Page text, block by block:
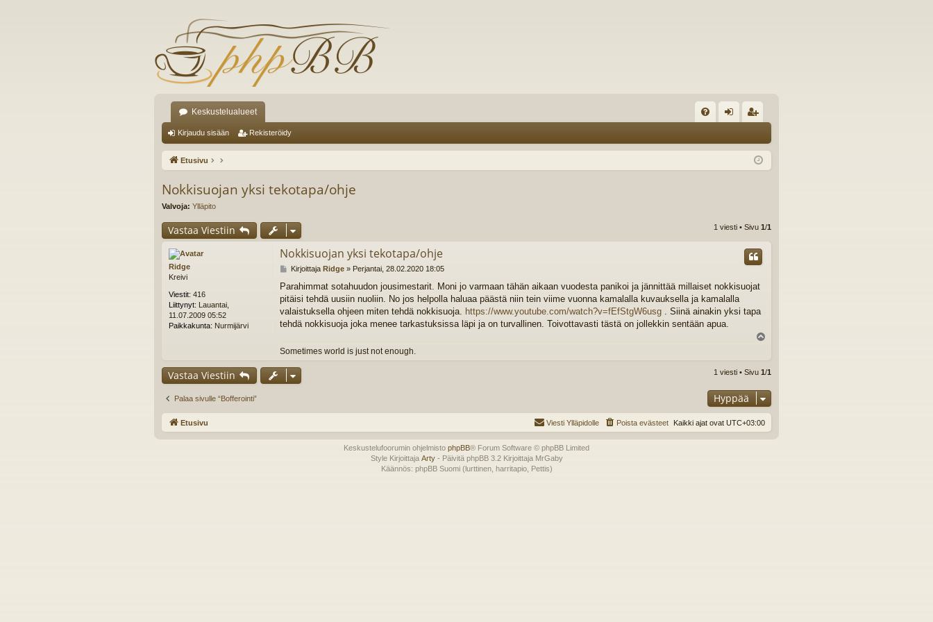
Keskustelualueet
K au ist
Kirjaudu sisään Rekisteröidy
Etusivu
Nokkisuojan yksi tekotapa/ohje
Valvoja: Ylläpito
Vastaa Viestiin 1 viesti • Sivu 1/1
Ridge
Kreivi
Viestit: 416
Liittynyt: Lauantai,
11.07.2009 05:52
Paikkakunta: Nurmijärvi
Nokkisuojan yksi tekotapa/ohje
V
e
s
t
i
Kirjoittaja Ridge» Perjantai, 28.02.2020 18:05
Parahimmat sotahuudon jousimestarit. Moni jo varmaan tähän aikaan vuodesta panikoi ja jännittää millaiset nokkisuojat
pitäisi tehdä uusiin nuoliin. No jos helpolla haluaa päästä niin tein viime vuonna kamalalla kuvauksella ja kamalalla
valaistuksella ohjeen miten tehdä nokkisuoja. https://www.youtube.com/watch?v=fEfStgW6usg . Siinä ainakin yksi tapa
tehdä nokkisuoja joka menee tarkastuksissa läpi ja on turvallinen. Toivottavasti tästä on jollekkin sentään apua.
Sometimes world is just not enough.
s
Vastaa Viestiin 1 viesti • Sivu 1/1
Palaa sivulle “Bofferointi” Hyppää
Etusivu Kaikki ajat ovat UTC+03:00
Poista evästeet
Viesti Ylläpidolle
Keskustelufoorumin ohjelmisto phpBB® Forum Software © phpBB Limited
Style Kirjoittaja Arty- Päivitä phpBB 3.2 Kirjoittaja MrGaby
Käännös: phpBB Suomi (lurttinen, harritapio, Pettis)